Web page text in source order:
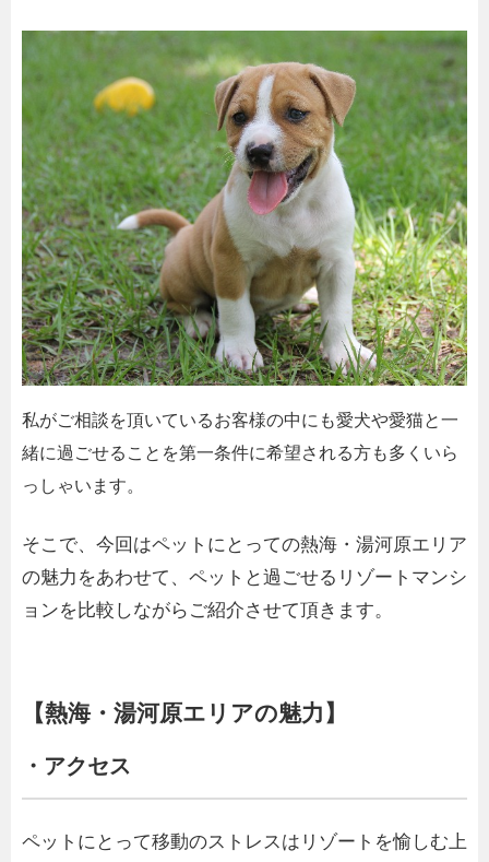
私がご相談を頂いているお客様の中にも愛犬や愛猫と一
緒に過ごせることを第一条件に希望される方も多くいら
っしゃいます。
そこで、今回はペットにとっての熱海・湯河原エリア
の魅力をあわせて、ペットと過ごせるリゾートマンシ
ョンを比較しながらご紹介させて頂きます。
【熱海・湯河原エリアの魅力】
・アクセス
ペットにとって移動のストレスはリゾートを愉しむ上